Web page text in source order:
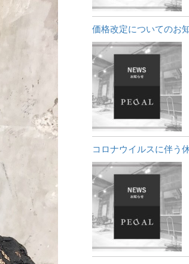
価格改定についてのお
コロナウイルスに伴う